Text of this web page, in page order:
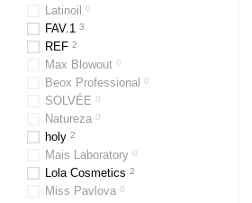
Latinoil 0
FAV.1 3
REF 2
Max Blowout 0
Beox Professional 0
SOLVÉE 0
Natureza 0
holy 2
Mais Laboratory 0
Lola Cosmetics 2
Miss Pavlova 0